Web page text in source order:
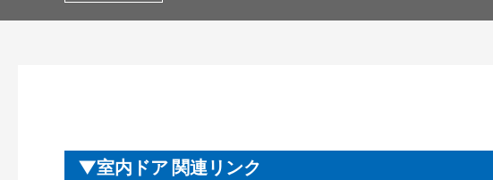
室内ドア 関連リンク